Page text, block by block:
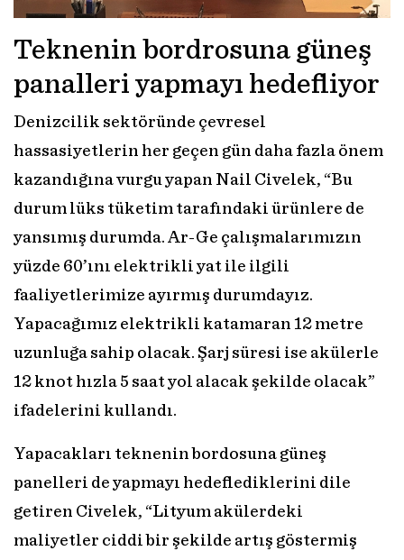
Teknenin bordrosuna güneş
panalleri yapmayı hedefliyor
Denizcilik sektöründe çevresel
hassasiyetlerin her geçen gün daha fazla önem
kazandığına vurgu yapan Nail Civelek, “Bu
durum lüks tüketim tarafındaki ürünlere de
yansımış durumda. Ar-Ge çalışmalarımızın
yüzde 60’ını elektrikli yat ile ilgili
faaliyetlerimize ayırmış durumdayız.
Yapacağımız elektrikli katamaran 12 metre
uzunluğa sahip olacak. Şarj süresi ise akülerle
12 knot hızla 5 saat yol alacak şekilde olacak”
ifadelerini kullandı.
Yapacakları teknenin bordosuna güneş
panelleri de yapmayı hedeflediklerini dile
getiren Civelek, “Lityum akülerdeki
maliyetler ciddi bir şekilde artış göstermiş